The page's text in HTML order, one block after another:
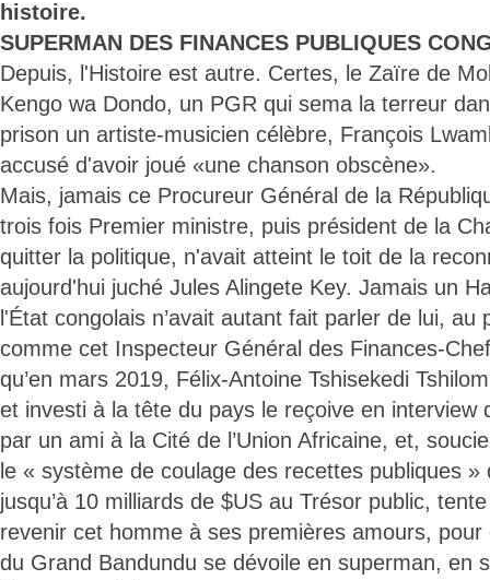
histoire.
SUPERMAN DES FINANCES PUBLIQUES
Depuis, l'Histoire est autre. Certes, le Zaïre de
Kengo wa Dondo, un PGR qui sema la terreur
prison un artiste-musicien célèbre, François
accusé d'avoir joué «une chanson obscène».
Mais, jamais ce Procureur Général de la
trois fois Premier ministre, puis président de la
quitter la politique, n'avait atteint le toit de la
aujourd'hui juché Jules Alingete Key. Jamais un
l'État congolais n’avait autant fait parler de lui, au
comme cet Inspecteur Général des Finances-
qu’en mars 2019, Félix-Antoine Tshisekedi
et investi à la tête du pays le reçoive en interview
par un ami à la Cité de l’Union Africaine, et,
le « système de coulage des recettes publiques »
jusqu’à 10 milliards de $US au Trésor public,
revenir cet homme à ses premières amours,
du Grand Bandundu se dévoile en superman, en